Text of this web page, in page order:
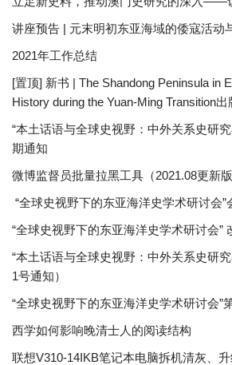
讲座预告 | 元末明初东亚海域的倭寇活动
2021年工作总结
[置顶] 新书 | The Shandong Peninsula in
History during the Yuan-Ming Transition出
“本土话语与全球史视野：中外关系史研
期通知
微博监督员批量拉黑工具（2021.08更新
“全球史视野下的东亚海洋史学术研讨会”
“全球史视野下的东亚海洋史学术研讨会”
“本土话语与全球史视野：中外关系史研
1号通知）
“全球史视野下的东亚海洋史学术研讨会”
西学如何影响晚清士人的阅读结构
联想V310-14IKB笔记本电脑拆机清灰、